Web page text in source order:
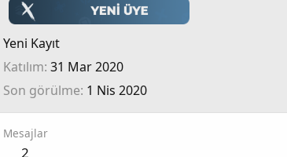
Yeni Kayıt
Katılım 31 Mar 2020
Son görülme 1 Nis 2020
Mesajlar
2